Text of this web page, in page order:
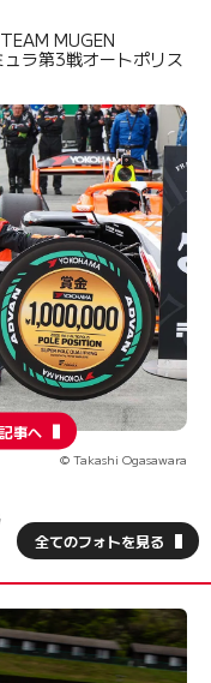
MUGEN
ラ第3戦オートポリス
事へ
© Takashi Ogasawara
全てのフォトを見る